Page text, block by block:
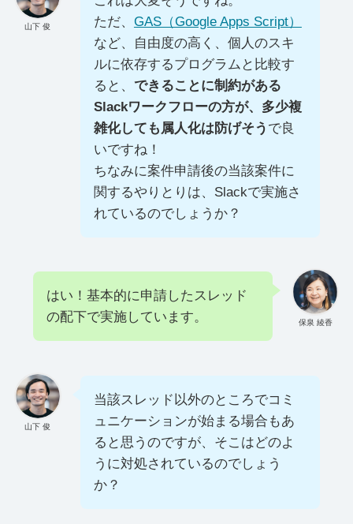
山下 俊
ただ、 GAS（Google Apps Script）
など、自由度の高く、個人のスキ
ルに依存するプログラムと比較す
ると、 できることに制約がある
Slackワークフローの方が、多少複
雑化しても属人化は防げそう で良
いですね！
ちなみに案件申請後の当該案件に
関するやりとりは、Slackで実施さ
れているのでしょうか？
保泉 綾香
はい！基本的に申請したスレッド
の配下で実施しています。
山下 俊
当該スレッド以外のところでコミ
ュニケーションが始まる場合もあ
ると思うのですが、そこはどのよ
うに対処されているのでしょう
か？